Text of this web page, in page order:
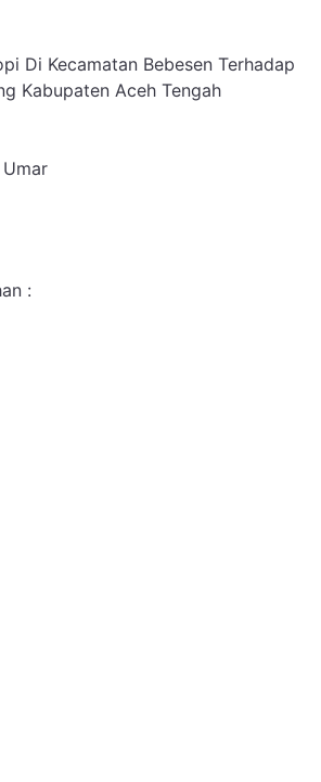
Di Kecamatan Bebesen Terhadap
Kabupaten Aceh Tengah
: